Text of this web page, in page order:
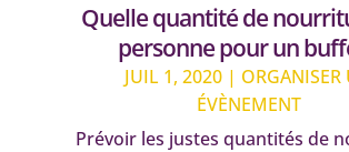
Quelle quantité de
personne pour un
JUIL 1, 2020 | ORGANISER
ÉVÈNEMENT
Prévoir les justes quantités de